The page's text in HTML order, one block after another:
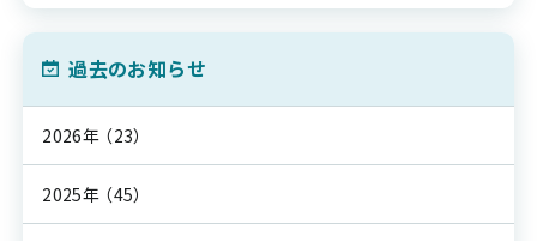
過去のお知らせ
2026年 （23）
2025年 （45）